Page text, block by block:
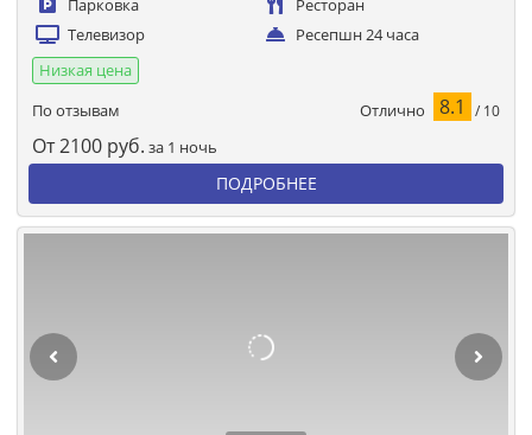
Парковка
Ресторан
Телевизор
Ресепшн 24 часа
Низкая цена
По отзывам
Отлично 8.1 / 10
От2100 руб. за 1 ночь
ПОДРОБНЕЕ